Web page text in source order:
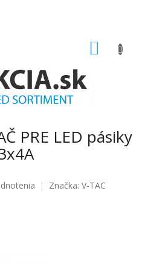
PRE LED pásiky
Značka: V-TAC